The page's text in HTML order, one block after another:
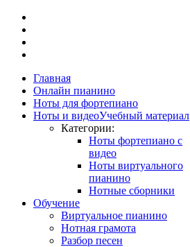
Главная
Онлайн пианино
Ноты для фортепиано
Ноты и видеоУчебный материал
Категории:
Ноты фортепиано с
видео
Ноты виртуального
пианино
Нотные сборники
Обучение
Виртуальное пианино
Нотная грамота
Разбор песен